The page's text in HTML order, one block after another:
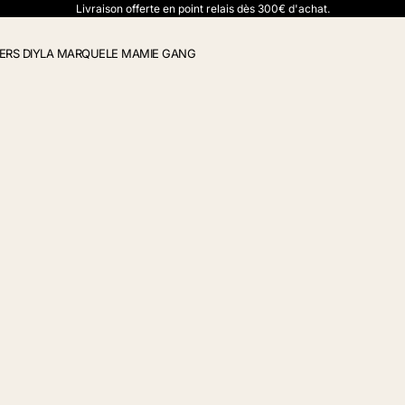
Livraison offerte en point relais dès 300€ d'achat.
DIYLA MARQUELE MAMIE GANG